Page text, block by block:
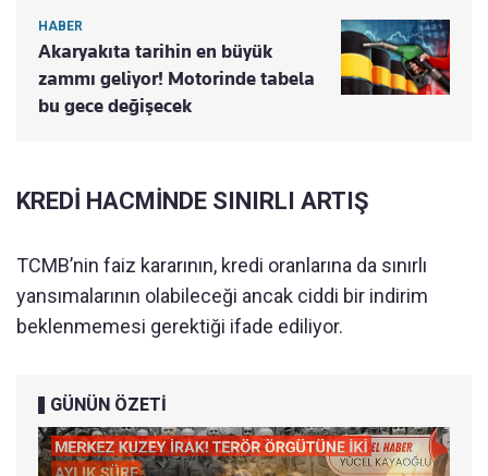
HABER
Akaryakıta tarihin en büyük
zammı geliyor! Motorinde tabela
bu gece değişecek
KREDİ HACMİNDE SINIRLI ARTIŞ
TCMB’nin faiz kararının, kredi oranlarına da sınırlı
yansımalarının olabileceği ancak ciddi bir indirim
beklenmemesi gerektiği ifade ediliyor.
GÜNÜN ÖZETİ